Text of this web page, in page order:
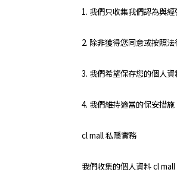
1. 我們只收集我們認為與
2. 除非獲得您同意或按照
3. 我們希望保存您的個人
4. 我們維持適當的保安措
cl mall 私隱實務
我們收集的個人資料 cl